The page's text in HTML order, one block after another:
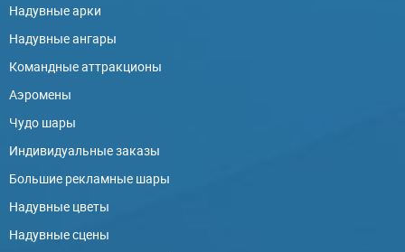
Надувные арки
Надувные ангары
Командные аттракционы
Аэромены
Чудо шары
Индивидуальные заказы
Большие рекламные шары
Надувные цветы
Надувные сцены